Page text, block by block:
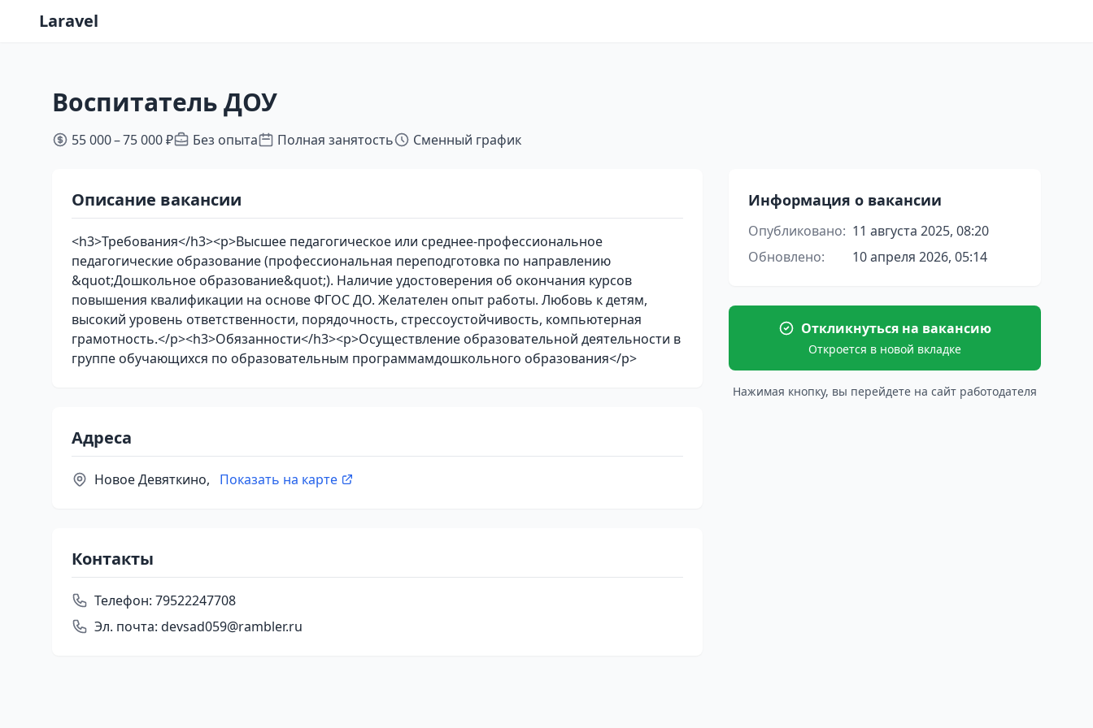
Laravel
Воспитатель ДОУ
55 000 – 75 000 ₽ Без опыта Полная занятость Сменный график
Описание вакансии
<h3>Требования</h3><p>Высшее педагогическое или среднее-профессиональное
педагогические образование (профессиональная переподготовка по направлению
&quot;Дошкольное образование&quot;). Наличие удостоверения об окончания курсов
повышения квалификации на основе ФГОС ДО. Желателен опыт работы. Любовь к детям,
высокий уровень ответственности, порядочность, стрессоустойчивость, компьютерная
грамотность.</p><h3>Обязанности</h3><p>Осуществление образовательной деятельности в
группе обучающихся по образовательным программамдошкольного образования</p>
Адреса
Новое Девяткино, Показать на карте
Контакты
Телефон: 79522247708
Эл. почта: devsad059@rambler.ru
Информация о вакансии
Опубликовано: 11 августа 2025, 08:20
Обновлено:
10 апреля 2026, 05:14
Откликнуться на вакансию
Откроется в новой вкладке
Нажимая кнопку, вы перейдете на сайт работодателя